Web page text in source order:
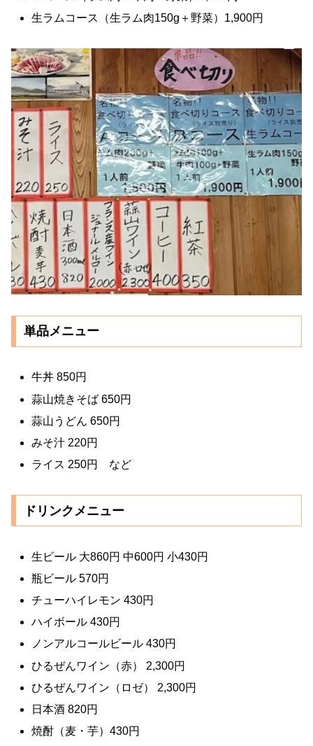
生ラムコース（生ラム肉150g＋野菜）1,900円
単品メニュー
牛丼 850円
蒜山焼きそば 650円
蒜山うどん 650円
みそ汁 220円
ライス 250円 など
ドリンクメニュー
生ビール 大860円 中600円 小430円
瓶ビール 570円
チューハイレモン 430円
ハイボール 430円
ノンアルコールビール 430円
ひるぜんワイン（赤） 2,300円
ひるぜんワイン（ロゼ） 2,300円
日本酒 820円
焼酎（麦・芋）430円